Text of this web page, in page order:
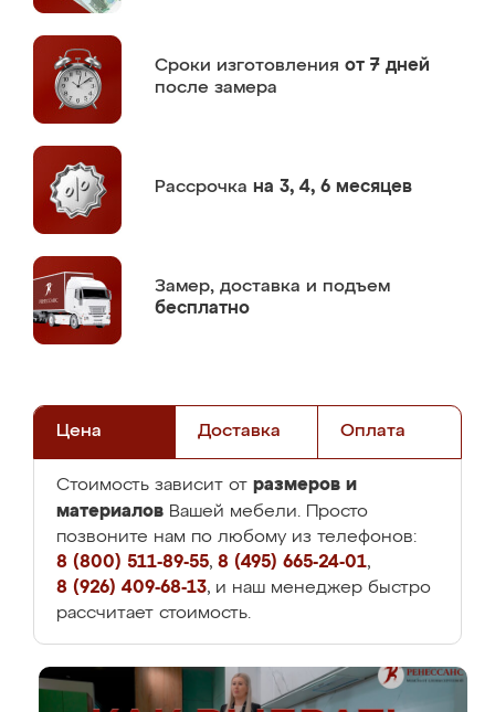
Сроки изготовления от 7 дней
после замера
Рассрочка на 3, 4, 6 месяцев
Замер, доставка и подъем
бесплатно
Цена Доставка Оплата
Стоимость зависит от размеров и
материалов Вашей мебели. Просто
позвоните нам по любому из телефонов:
8 (800) 511-89-55, 8 (495) 665-24-01,
8 (926) 409-68-13, и наш менеджер быстро
рассчитает стоимость.